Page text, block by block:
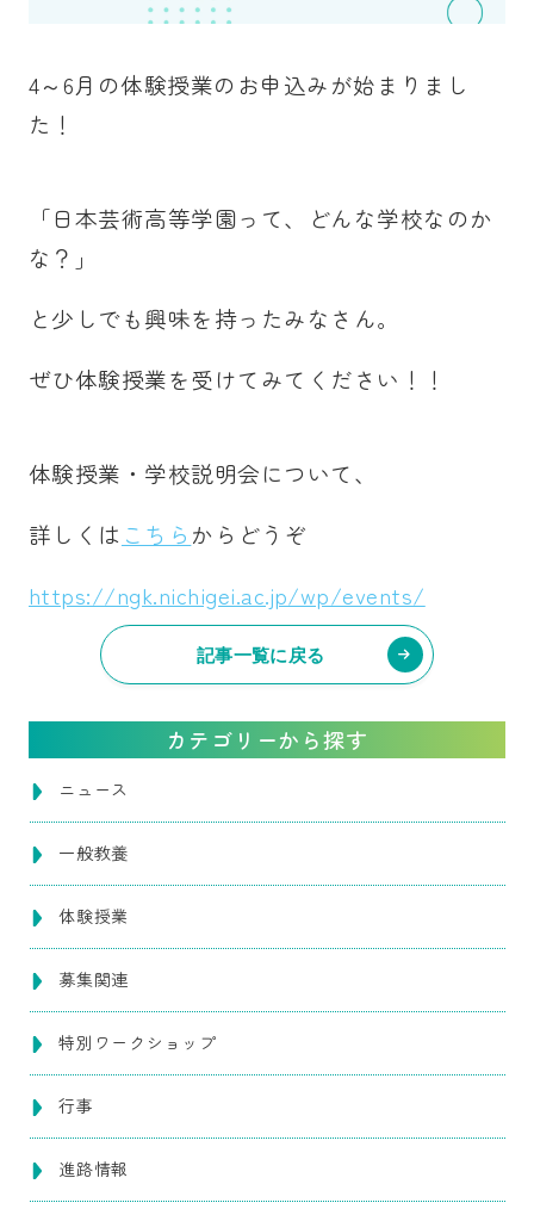
4～6月の体験授業のお申込みが始まりまし
た！
「日本芸術高等学園って、どんな学校なのか
な？」
と少しでも興味を持ったみなさん。
ぜひ体験授業を受けてみてください！！
体験授業・学校説明会について、
詳しくは こちら からどうぞ
https://ngk.nichigei.ac.jp/wp/events/
記事一覧に戻る
カテゴリーから探す
ニュース
一般教養
体験授業
募集関連
特別ワークショップ
行事
進路情報